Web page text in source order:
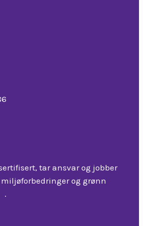
tar ansvar og jobber
og grønn
.